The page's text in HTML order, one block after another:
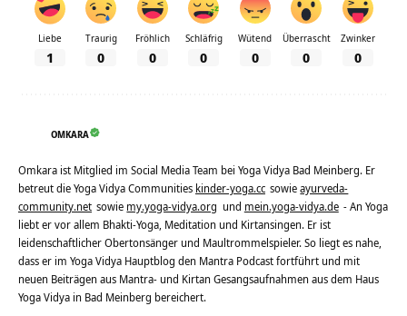
Liebe
1
Traurig
0
Fröhlich
0
Schläfrig
0
Wütend
0
Überrascht
0
Zwinker
0
OMKARA
Omkara ist Mitglied im Social Media Team bei Yoga Vidya Bad Meinberg. Er
betreut die Yoga Vidya Communities kinder-yoga.cc sowieayurveda-
community.net sowie my.yoga-vidya.org und mein.yoga-vidya.de - An Yoga
liebt er vor allem Bhakti-Yoga, Meditation und Kirtansingen. Er ist
leidenschaftlicher Obertonsänger und Maultrommelspieler. So liegt es nahe,
dass er im Yoga Vidya Hauptblog den Mantra Podcast fortführt und mit
neuen Beiträgen aus Mantra- und Kirtan Gesangsaufnahmen aus dem Haus
Yoga Vidya in Bad Meinberg bereichert.